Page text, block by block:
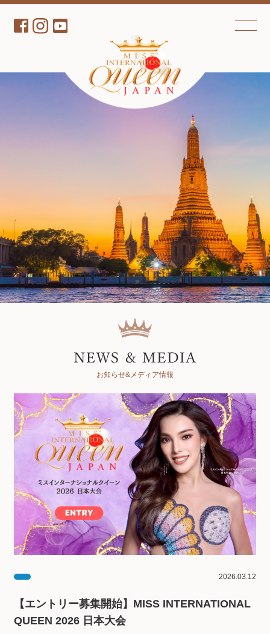
お知らせ&メディア情報
2026.03.12
【エントリー募集開始】MISS INTERNATIONAL
QUEEN 2026 日本大会